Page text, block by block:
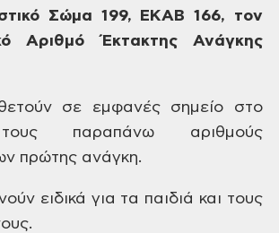
Σώμα 199, ΕΚΑΒ 166,
τον
Αριθμό Έκτακτης Ανάγκης
σε εμφανές σημείο στο
παραπάνω αριθμούς
πρώτης ανάγκη.
ειδικά για τα παιδιά και τους